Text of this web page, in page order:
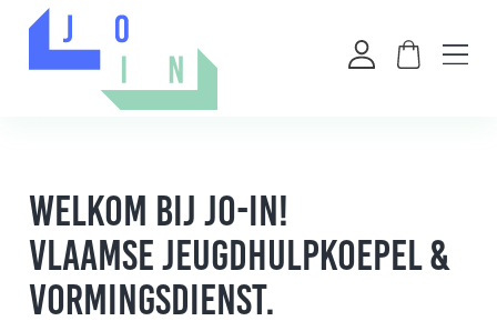
Welkom bij Jo-In!
Vlaamse jeugdhulpkoepel &
vormingsdienst.